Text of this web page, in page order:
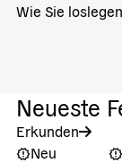
Wie Sie
Neueste
Erkunden
Neu